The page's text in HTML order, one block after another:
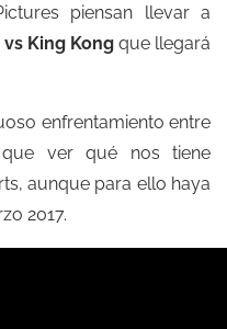
piensan llevar a
King Kong que llegará
enfrentamiento entre
ver qué nos tiene
aunque para ello haya
2017.